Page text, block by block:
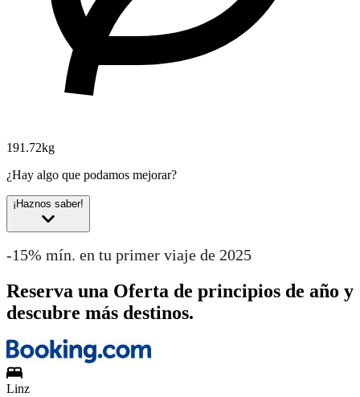
191.72kg
¿Hay algo que podamos mejorar?
¡Haznos saber!
-15% mín. en tu primer viaje de 2025
Reserva una Oferta de principios de año y
descubre más destinos.
Linz